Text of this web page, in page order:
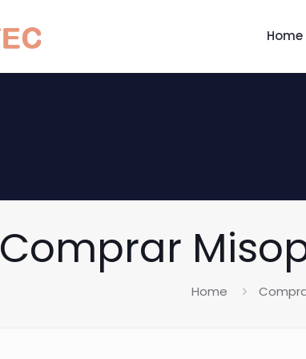
Home
Comprar
Home